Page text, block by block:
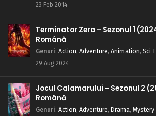
23 Feb 2014
Terminator Zero – Sezonul 1
Română
Genuri: Action, Adventure, Animation, Sci-
29 Aug 2024
Jocul Calamarului – Sezonul 2
Română
Genuri: Action, Adventure, Drama, Mystery